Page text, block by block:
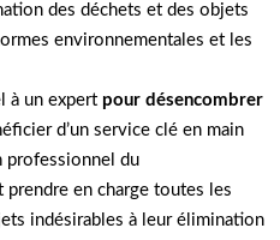
des déchets et des objets
environnementales et les
à un expert pour désencombrer
d’un service clé en main
professionnel du
prendre en charge toutes les
indésirables à leur élimination